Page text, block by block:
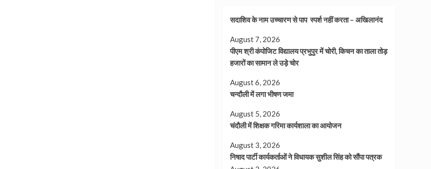
सदाशिव के नाम उच्चारण से पाप स्पर्श नहीं करता – अखिलानंद
August 7, 2026
पीएम श्री कंपोजिट विद्यालय प्रभुपुर में चोरी, किचन का ताला तोड़
हजारों का सामान ले उड़े चोर
August 6, 2026
चन्दौली में लगा भीषण जमा
August 5, 2026
चंदौली में शिक्षक गरिमा कार्यशाला का आयोजन
August 3, 2026
निषाद पार्टी कार्यकर्ताओं ने विधायक सुशील सिंह को सौंपा पत्रक